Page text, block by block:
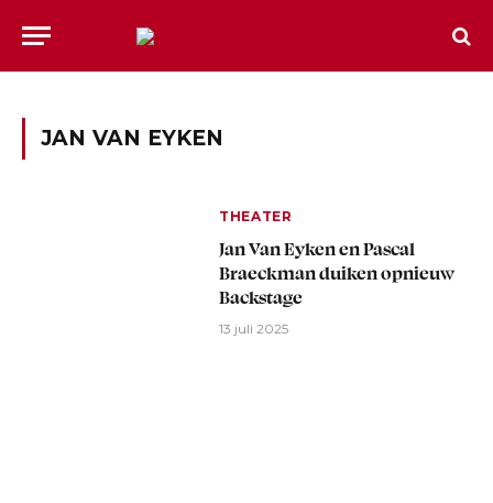
JAN VAN EYKEN
THEATER
Jan Van Eyken en Pascal
Braeckman duiken opnieuw
Backstage
13 juli 2025